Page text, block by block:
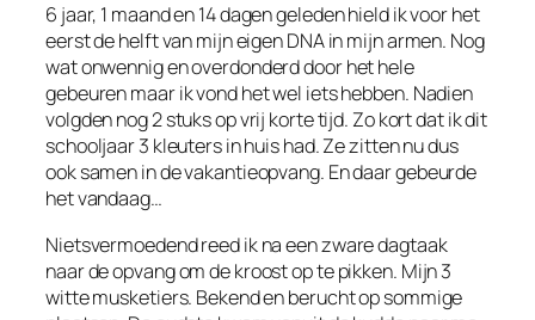
6 jaar, 1 maand en 14 dagen geleden hield ik voor het
eerst de helft van mijn eigen DNA in mijn armen. Nog
wat onwennig en overdonderd door het hele
gebeuren maar ik vond het wel iets hebben. Nadien
volgden nog 2 stuks op vrij korte tijd. Zo kort dat ik dit
schooljaar 3 kleuters in huis had. Ze zitten nu dus
ook samen in de vakantieopvang. En daar gebeurde
het vandaag…
Nietsvermoedend reed ik na een zware dagtaak
naar de opvang om de kroost op te pikken. Mijn 3
witte musketiers. Bekend en berucht op sommige